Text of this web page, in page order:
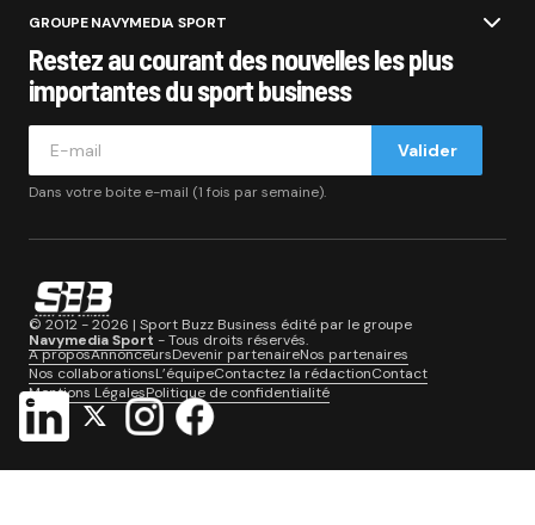
GROUPE NAVYMEDIA SPORT
Restez au courant des nouvelles les plus
importantes du sport business
Valider
Dans votre boite e-mail (1 fois par semaine).
© 2012 - 2026 | Sport Buzz Business édité par le groupe
Navymedia Sport - Tous droits réservés.
A proposAnnonceursDevenir partenaireNos partenaires
Nos collaborationsL’équipeContactez la rédactionContact
Mentions LégalesPolitique de confidentialité